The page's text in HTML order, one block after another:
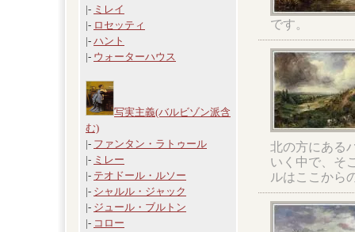
|- ミレイ
|- ロセッティ
|- ハント
|- ウォーターハウス
写実主義(バルビゾン派含
む)
|- ファンタン・ラトゥール
|- ミレー
|- テオドール・ルソー
|- シャルル・ジャック
|- ジュール・ブルトン
|- コロー
です。
北の方にある
いく中で、そ
ルはここから